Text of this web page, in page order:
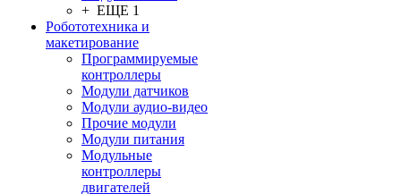
+ ЕЩЕ 1
Робототехника и
макетирование
Программируемые
контроллеры
Модули датчиков
Модули аудио-видео
Прочие модули
Модули питания
Модульные
контроллеры
двигателей